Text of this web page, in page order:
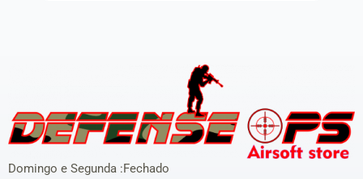
Domingo e Segunda :Fechado